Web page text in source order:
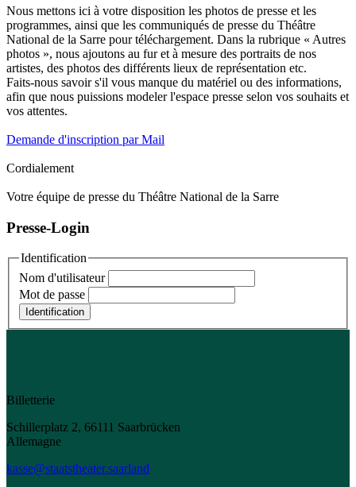
Nous mettons ici à votre disposition les photos de presse et les
programmes, ainsi que les communiqués de presse du Théâtre
National de la Sarre pour téléchargement. Dans la rubrique « Autres
photos », nous ajoutons au fur et à mesure des portraits de nos
artistes, des photos des différents lieux de représentation etc.
Faits-nous savoir s'il vous manque du matériel ou des informations,
afin que nous puissions modeler l'espace presse selon vos souhaits et
vos attentes.
Demande d'inscription par Mail
Cordialement
Votre équipe de presse du Théâtre National de la Sarre
Presse-Login
Identification
Nom d'utilisateur
Mot de passe
Billetterie
Schillerplatz 2, 66111 Saarbrücken
Allemagne
kasse@staatstheater.saarland